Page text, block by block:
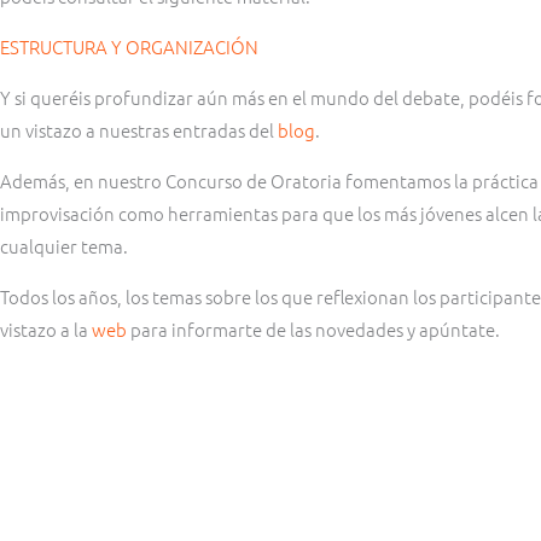
ESTRUCTURA Y ORGANIZACIÓN
Y si queréis profundizar aún más en el mundo del debate, podéis
un vistazo a nuestras entradas del blog.
Además, en nuestro Concurso de Oratoria fomentamos la
improvisación como herramientas para que los más jóvenes alcen
cualquier tema.
Todos los años, los temas sobre los que reflexionan los
vistazo a laweb para informarte de las novedades y apúntate.